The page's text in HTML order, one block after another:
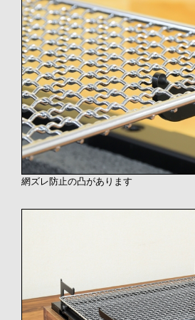
網ズレ防止の凸があります